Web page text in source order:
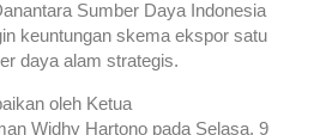
Sumber Daya Indonesia
keuntungan skema ekspor satu
daya alam strategis.
oleh Ketua
Widhy Hartono pada Selasa, 9